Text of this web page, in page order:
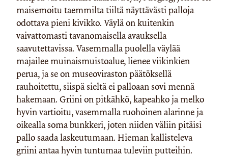
maisemoitu taemmilta tiiltä näyttävästi palloja
odottava pieni kivikko. Väylä on kuitenkin
vaivattomasti tavanomaisella avauksella
saavutettavissa. Vasemmalla puolella väylää
majailee muinaismuistoalue, lienee viikinkien
perua, ja se on museoviraston päätöksellä
rauhoitettu, siispä sieltä ei palloaan sovi mennä
hakemaan. Griini on pitkähkö, kapeahko ja melko
hyvin vartioitu, vasemmalla ruohoinen alarinne ja
oikealla soma bunkkeri, joten niiden väliin pitäisi
pallo saada laskeutumaan. Hieman kallisteleva
griini antaa hyvin tuntumaa tuleviin putteihin.